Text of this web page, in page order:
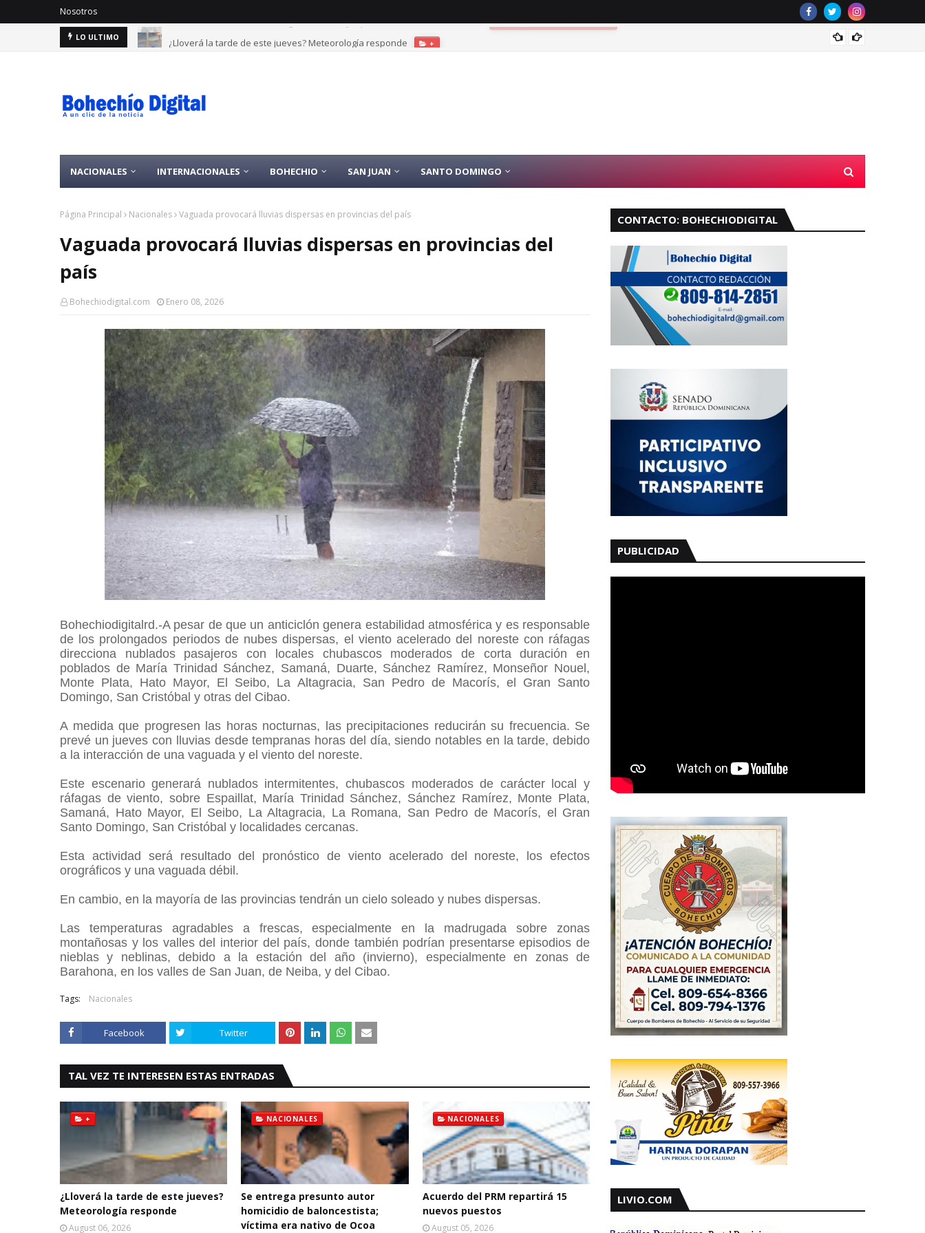
Nosotros
LO ULTIMO ¿Lloverá la tarde de este jueves? Meteorología responde +
NACIONALES INTERNACIONALES BOHECHIO SAN JUAN SANTO DOMINGO
Página Principal Nacionales Vaguada provocará lluvias dispersas en provincias del país
Vaguada provocará lluvias dispersas en provincias del
país
Bohechiodigital.com Enero 08, 2026
Bohechiodigitalrd.-A pesar de que un anticiclón genera estabilidad atmosférica y es responsable
de los prolongados periodos de nubes dispersas, el viento acelerado del noreste con ráfagas
direcciona nublados pasajeros con locales chubascos moderados de corta duración en
poblados de María Trinidad Sánchez, Samaná, Duarte, Sánchez Ramírez, Monseñor Nouel,
Monte Plata, Hato Mayor, El Seibo, La Altagracia, San Pedro de Macorís, el Gran Santo
Domingo, San Cristóbal y otras del Cibao.
A medida que progresen las horas nocturnas, las precipitaciones reducirán su frecuencia. Se
prevé un jueves con lluvias desde tempranas horas del día, siendo notables en la tarde, debido
a la interacción de una vaguada y el viento del noreste.
Este escenario generará nublados intermitentes, chubascos moderados de carácter local y
ráfagas de viento, sobre Espaillat, María Trinidad Sánchez, Sánchez Ramírez, Monte Plata,
Samaná, Hato Mayor, El Seibo, La Altagracia, La Romana, San Pedro de Macorís, el Gran
Santo Domingo, San Cristóbal y localidades cercanas.
Esta actividad será resultado del pronóstico de viento acelerado del noreste, los efectos
orográficos y una vaguada débil.
En cambio, en la mayoría de las provincias tendrán un cielo soleado y nubes dispersas.
Las temperaturas agradables a frescas, especialmente en la madrugada sobre zonas
montañosas y los valles del interior del país, donde también podrían presentarse episodios de
nieblas y neblinas, debido a la estación del año (invierno), especialmente en zonas de
Barahona, en los valles de San Juan, de Neiba, y del Cibao.
Tags: Nacionales
Facebook Twitter
TAL VEZ TE INTERESEN ESTAS ENTRADAS
+
¿Lloverá la tarde de este jueves?
Meteorología responde
August 06, 2026
NACIONALES
Se entrega presunto autor
homicidio de baloncestista;
víctima era nativo de Ocoa
NACIONALES
Acuerdo del PRM repartirá 15
nuevos puestos
August 05, 2026
CONTACTO: BOHECHIODIGITAL
PUBLICIDAD
LIVIO.COM